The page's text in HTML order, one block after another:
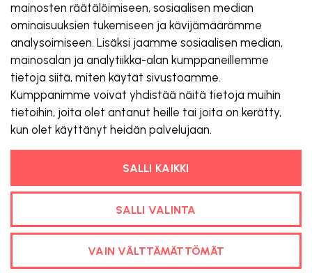
____________________
Jos etsit Suomen Projekti-Instituutin, Adapron tai
Kumuran valmennuksia, olet oikeassa paikassa.
Edellä mainitut yritykset ovat fuusioituneet IQIin.
mainosten räätälöimiseen, sosiaalisen median
ominaisuuksien tukemiseen ja kävijämäärämme
analysoimiseen. Lisäksi jaamme sosiaalisen median,
mainosalan ja analytiikka-alan kumppaneillemme
tietoja siitä, miten käytät sivustoamme.
Kumppanimme voivat yhdistää näitä tietoja muihin
tietoihin, joita olet antanut heille tai joita on kerätty,
kun olet käyttänyt heidän palvelujaan.
SALLI KAIKKI
SALLI VALINTA
VAIN VÄLTTÄMÄTTÖMÄT
Tietosuojaseloste